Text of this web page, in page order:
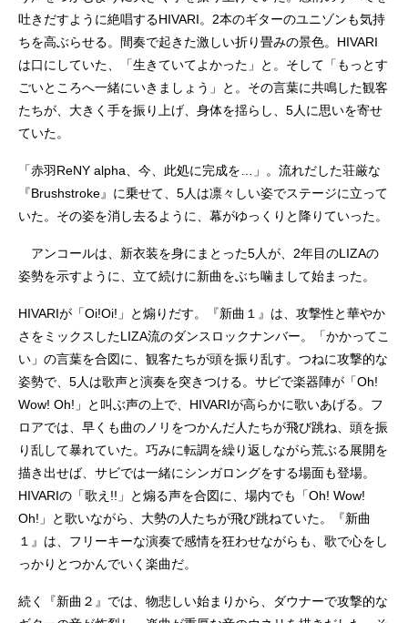
吐きだすように絶唱するHIVARI。2本のギターのユニゾンも気持
ちを高ぶらせる。間奏で起きた激しい折り畳みの景色。HIVARI
は口にしていた、「生きていてよかった」と。そして「もっとす
ごいところへ一緒にいきましょう」と。その言葉に共鳴した観客
たちが、大きく手を振り上げ、身体を揺らし、5人に思いを寄せ
ていた。
「赤羽ReNY alpha、今、此処に完成を…」。流れだした荘厳な
『Brushstroke』に乗せて、5人は凛々しい姿でステージに立って
いた。その姿を消し去るように、幕がゆっくりと降りていった。
アンコールは、新衣装を身にまとった5人が、2年目のLIZAの
姿勢を示すように、立て続けに新曲をぶち噛まして始まった。
HIVARIが「Oi!Oi!」と煽りだす。『新曲１』は、攻撃性と華やか
さをミックスしたLIZA流のダンスロックナンバー。「かかってこ
い」の言葉を合図に、観客たちが頭を振り乱す。つねに攻撃的な
姿勢で、5人は歌声と演奏を突きつける。サビで楽器陣が「Oh!
Wow! Oh!」と叫ぶ声の上で、HIVARIが高らかに歌いあげる。フ
ロアでは、早くも曲のノリをつかんだ人たちが飛び跳ね、頭を振
り乱して暴れていた。巧みに転調を繰り返しながら荒ぶる展開を
描き出せば、サビでは一緒にシンガロングをする場面も登場。
HIVARIの「歌え!!」と煽る声を合図に、場内でも「Oh! Wow!
Oh!」と歌いながら、大勢の人たちが飛び跳ねていた。『新曲
１』は、フリーキーな演奏で感情を狂わせながらも、歌で心をし
っかりとつかんでいく楽曲だ。
続く『新曲２』では、物悲しい始まりから、ダウナーで攻撃的な